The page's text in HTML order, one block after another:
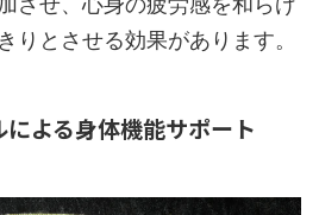
りとさせる効果があります。
よる身体機能サポート